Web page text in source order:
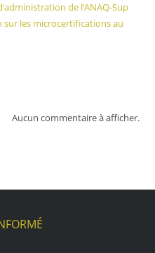
de l’ANAQ-Sup
les microcertifications au
Aucun commentaire à afficher.